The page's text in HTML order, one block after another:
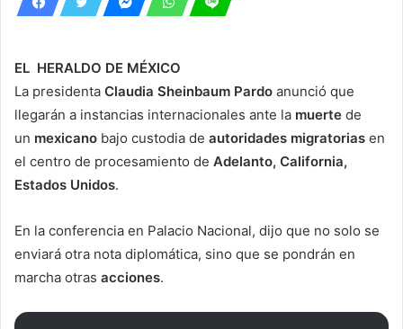
EL HERALDO DE MÉXICO
La presidenta Claudia Sheinbaum Pardo anunció que
llegarán a instancias internacionales ante la muerte de
un mexicano bajo custodia de autoridades migratorias en
el centro de procesamiento de Adelanto, California,
Estados Unidos.
En la conferencia en Palacio Nacional, dijo que no solo se
enviará otra nota diplomática, sino que se pondrán en
marcha otras acciones.